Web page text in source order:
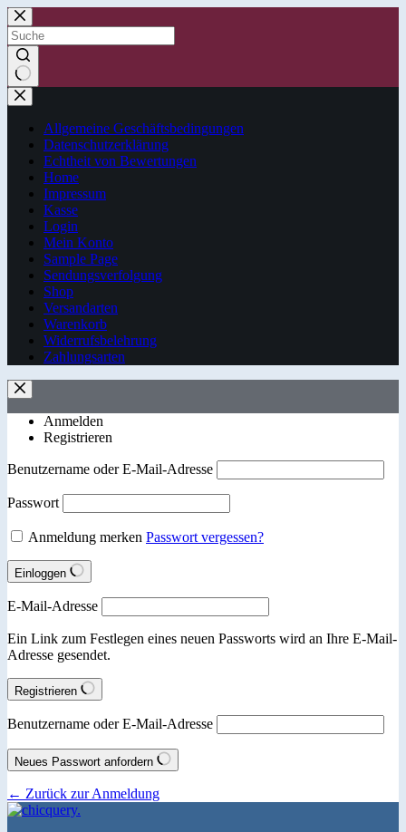
Zum
Inhalt
springen
Keine
Ergebnisse
Allgemeine Geschäftsbedingungen
Datenschutzerklärung
Echtheit von Bewertungen
Home
Impressum
Kasse
Login
Mein Konto
Sample Page
Sendungsverfolgung
Shop
Versandarten
Warenkorb
Widerrufsbelehrung
Zahlungsarten
Anmelden
Registrieren
Benutzername oder E-Mail-Adresse
Passwort
Anmeldung merken Passwort vergessen?
Einloggen
E-Mail-Adresse
Ein Link zum Festlegen eines neuen Passworts wird an Ihre E-Mail-
Adresse gesendet.
Registrieren
Benutzername oder E-Mail-Adresse
Neues Passwort anfordern
← Zurück zur Anmeldung